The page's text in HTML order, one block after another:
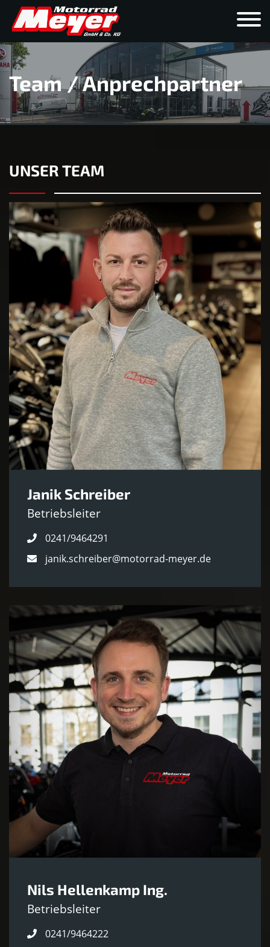
Team / Anprechpartner
UNSER TEAM
Janik Schreiber
Betriebsleiter
0241/9464291
janik.schreiber@motorrad-meyer.de
Nils Hellenkamp Ing.
Betriebsleiter
0241/9464222